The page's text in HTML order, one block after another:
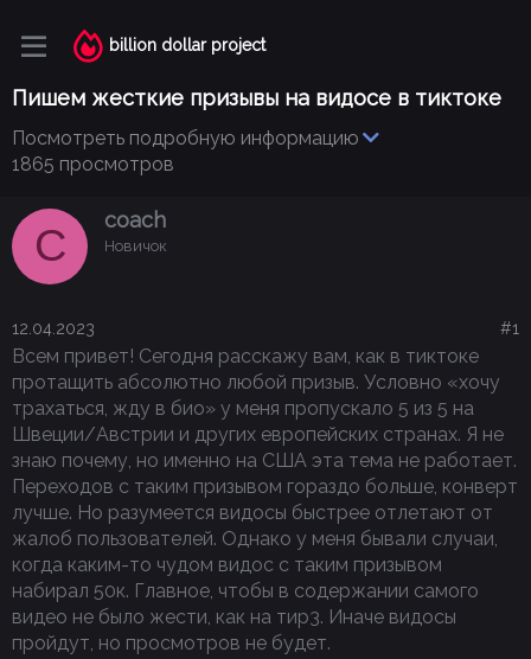
billion dollar project
Пишем жесткие призывы на видосе в тиктоке
Посмотреть подробную информацию
1865 просмотров
C
coach
Новичок
12.04.2023 #1
Всем привет! Сегодня расскажу вам, как в тиктоке
протащить абсолютно любой призыв. Условно «хочу
трахаться, жду в био» у меня пропускало 5 из 5 на
Швеции/Австрии и других европейских странах. Я не
знаю почему, но именно на США эта тема не работает.
Переходов с таким призывом гораздо больше, конверт
лучше. Но разумеется видосы быстрее отлетают от
жалоб пользователей. Однако у меня бывали случаи,
когда каким-то чудом видос с таким призывом
набирал 50к. Главное, чтобы в содержании самого
видео не было жести, как на тир3. Иначе видосы
пройдут, но просмотров не будет.